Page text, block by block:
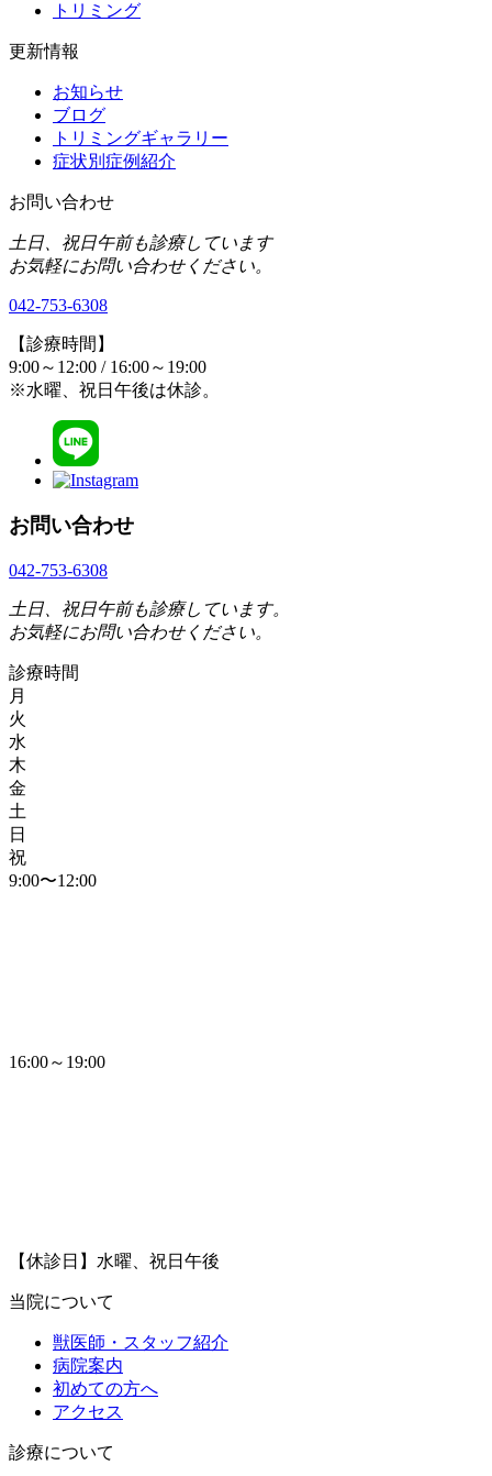
トリミング
更新情報
お知らせ
ブログ
トリミングギャラリー
症状別症例紹介
お問い合わせ
土日、祝日午前も診療しています
お気軽にお問い合わせください。
042-753-6308
【診療時間】
9:00～12:00 / 16:00～19:00
※水曜、祝日午後は休診。
お問い合わせ
042-753-6308
土日、祝日午前も診療しています。
お気軽にお問い合わせください。
診療時間
月
火
水
木
金
土
日
祝
9:00〜12:00
16:00～19:00
【休診日】水曜、祝日午後
当院について
獣医師・スタッフ紹介
病院案内
初めての方へ
アクセス
診療について